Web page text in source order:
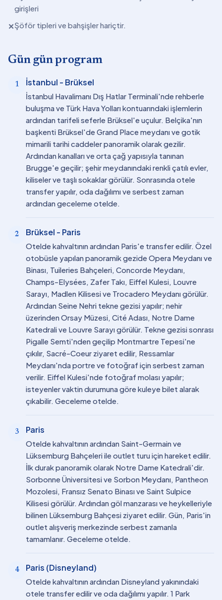
girişleri
✕Şöför tipleri ve bahşişler hariçtir.
Gün gün program
1 İstanbul - Brüksel
İstanbul Havalimanı Dış Hatlar Terminali'nde rehberle
buluşma ve Türk Hava Yolları kontuarındaki işlemlerin
ardından tarifeli seferle Brüksel'e uçulur. Belçika'nın
başkenti Brüksel'de Grand Place meydanı ve gotik
mimarili tarihi caddeler panoramik olarak gezilir.
Ardından kanalları ve orta çağ yapısıyla tanınan
Brugge'e geçilir; şehir meydanındaki renkli çatılı evler,
kiliseler ve taşlı sokaklar görülür. Sonrasında otele
transfer yapılır, oda dağılımı ve serbest zaman
ardından geceleme otelde.
2 Brüksel - Paris
Otelde kahvaltının ardından Paris'e transfer edilir. Özel
otobüsle yapılan panoramik gezide Opera Meydanı ve
Binası, Tuileries Bahçeleri, Concorde Meydanı,
Champs-Elysées, Zafer Takı, Eiffel Kulesi, Louvre
Sarayı, Madlen Kilisesi ve Trocadero Meydanı görülür.
Ardından Seine Nehri tekne gezisi yapılır; nehir
üzerinden Orsay Müzesi, Cité Adası, Notre Dame
Katedrali ve Louvre Sarayı görülür. Tekne gezisi sonrası
Pigalle Semti'nden geçilip Montmartre Tepesi'ne
çıkılır, Sacré-Coeur ziyaret edilir, Ressamlar
Meydanı'nda portre ve fotoğraf için serbest zaman
verilir. Eiffel Kulesi'nde fotoğraf molası yapılır;
isteyenler vaktin durumuna göre kuleye bilet alarak
çıkabilir. Geceleme otelde.
3 Paris
Otelde kahvaltının ardından Saint-Germain ve
Lüksemburg Bahçeleri ile outlet turu için hareket edilir.
İlk durak panoramik olarak Notre Dame Katedrali'dir.
Sorbonne Üniversitesi ve Sorbon Meydanı, Pantheon
Mozolesi, Fransız Senato Binası ve Saint Sulpice
Kilisesi görülür. Ardından göl manzarası ve heykelleriyle
bilinen Lüksemburg Bahçesi ziyaret edilir. Gün, Paris'in
outlet alışveriş merkezinde serbest zamanla
tamamlanır. Geceleme otelde.
4 Paris (Disneyland)
Otelde kahvaltının ardından Disneyland yakınındaki
otele transfer edilir ve oda dağılımı yapılır. 1 Park